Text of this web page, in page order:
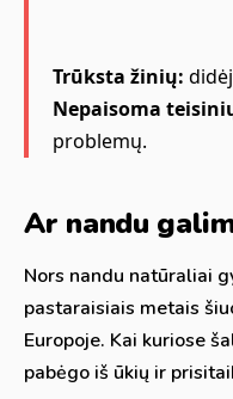
Trūksta žinių:
Nepaisoma
problemų.
Ar nandu
Nors nandu natūraliai
pastaraisiais metais
Europoje. Kai kuriose
pabėgo iš ūkių ir